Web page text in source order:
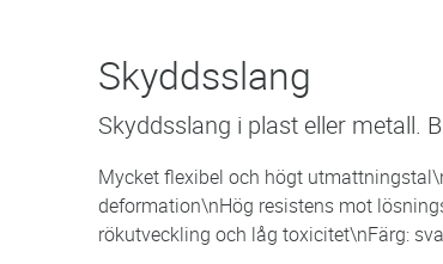
Skyddsslang
Skyddsslang i plast eller metall.
Mycket flexibel och högt
deformation\nHög resistens mot
rökutveckling och låg toxicitet\nFärg: